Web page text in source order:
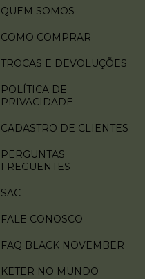
QUEM SOMOS
COMO COMPRAR
TROCAS E DEVOLUÇÕES
POLÍTICA DE
PRIVACIDADE
CADASTRO DE CLIENTES
PERGUNTAS
FREGUENTES
SAC
FALE CONOSCO
FAQ BLACK NOVEMBER
KETER NO MUNDO